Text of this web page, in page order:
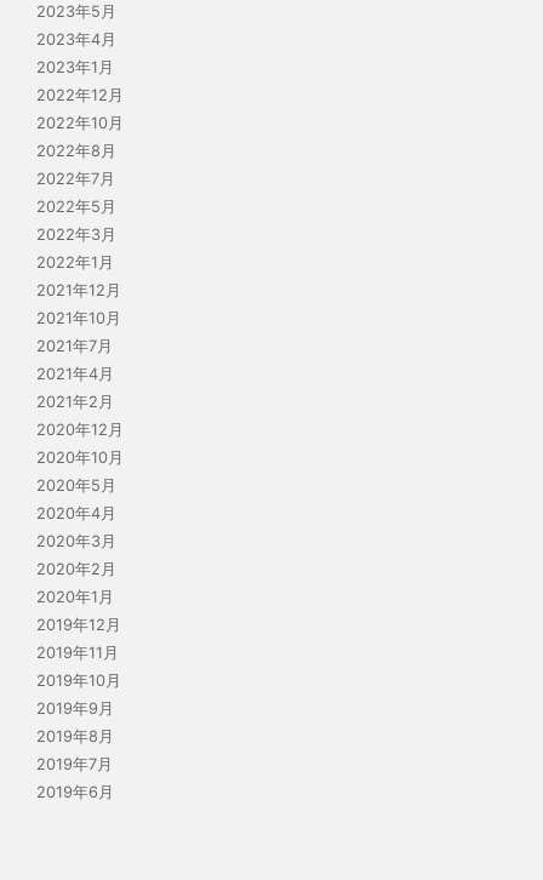
2023年5月
2023年4月
2023年1月
2022年12月
2022年10月
2022年8月
2022年7月
2022年5月
2022年3月
2022年1月
2021年12月
2021年10月
2021年7月
2021年4月
2021年2月
2020年12月
2020年10月
2020年5月
2020年4月
2020年3月
2020年2月
2020年1月
2019年12月
2019年11月
2019年10月
2019年9月
2019年8月
2019年7月
2019年6月